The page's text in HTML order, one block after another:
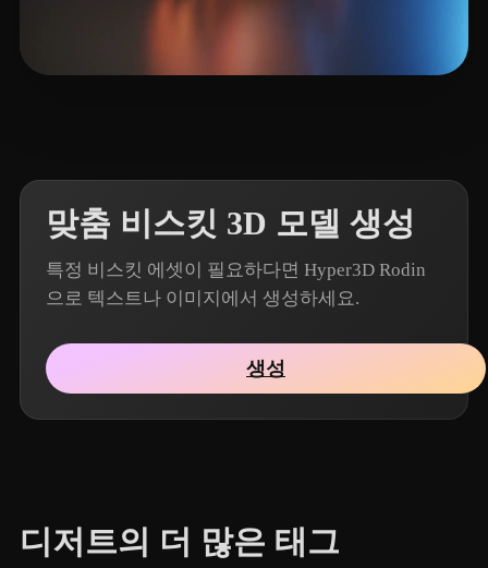
맞춤 비스킷 3D 모델 생성
특정 비스킷 에셋이 필요하다면 Hyper3D Rodin
으로 텍스트나 이미지에서 생성하세요.
생성
디저트의 더 많은 태그